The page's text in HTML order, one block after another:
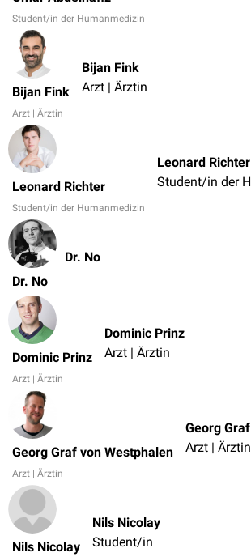
Student/in der Humanmedizin
Bijan Fink
Arzt | Ärztin
Bijan Fink
Arzt | Ärztin
Leonard Richter
Student/in der Humanmedizin
Leonard Richter
Dr. No
Dr. No
Dominic Prinz
Arzt | Ärztin
Dominic Prinz
Arzt | Ärztin
Georg Graf von Westphalen
Arzt | Ärztin
Arzt | Ärztin
Nils Nicolay
Nils Nicolay
Student/in